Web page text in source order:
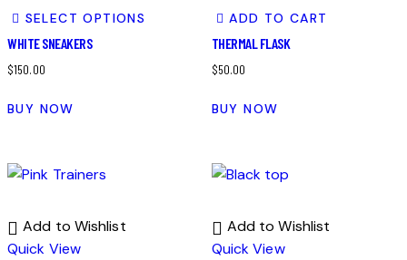
SELECT OPTIONS
WHITE SNEAKERS
$150.00
BUY NOW
ADD TO CART
THERMAL FLASK
$50.00
BUY NOW
Add to Wishlist
Quick View
Add to Wishlist
Quick View